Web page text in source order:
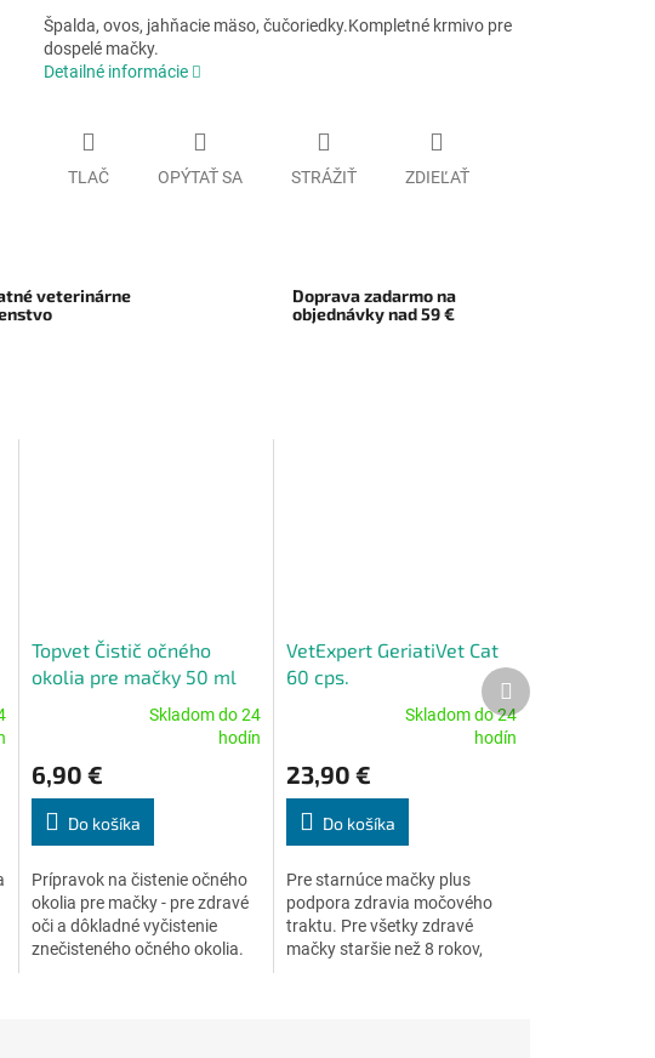
Špalda, ovos, jahňacie mäso, čučoriedky.Kompletné krmivo pre
dospelé mačky.
Detailné informácie
TLAČ OPÝTAŤ SA STRÁŽIŤ ZDIEĽAŤ
veterinárne
Doprava zadarmo na
objednávky nad 59 €
Topvet Čistič očného
okolia pre mačky 50 ml
produktu
je
5,0
z
hviezdičiek.
Skladom do 24
hodín
6,90 €
Do košíka
Prípravok na čistenie očného
okolia pre mačky - pre zdravé
oči a dôkladné vyčistenie
znečisteného očného okolia.
VetExpert GeriatiVet Cat
60 cps.
produktu
je
4,7
z
hviezdičiek.
Skladom do 24
hodín
23,90 €
Do košíka
Pre starnúce mačky plus
podpora zdravia močového
traktu. Pre všetky zdravé
mačky staršie než 8 rokov,
Ďalší
produkt